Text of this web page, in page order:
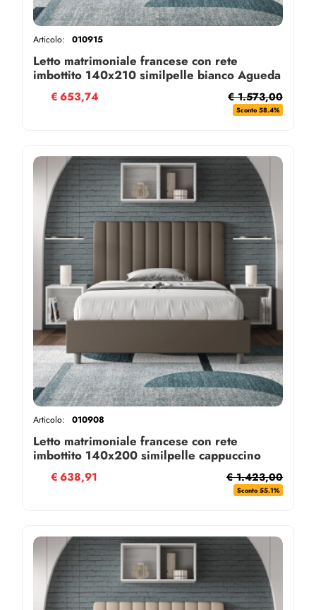
Letto matrimoniale francese con rete
imbottito 140x210 similpelle bianco Agueda
Articolo: 010915
€ 1.573,00
Sconto 58.4%
€653,74
Letto matrimoniale francese con rete
imbottito 140x200 similpelle cappuccino
Agueda
Articolo: 010908
€ 1.423,00
Sconto 55.1%
€638,91